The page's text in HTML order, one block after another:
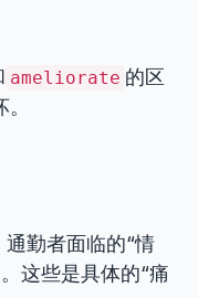
ameliorate 的区
勤者面临的“情
这些是具体的“痛